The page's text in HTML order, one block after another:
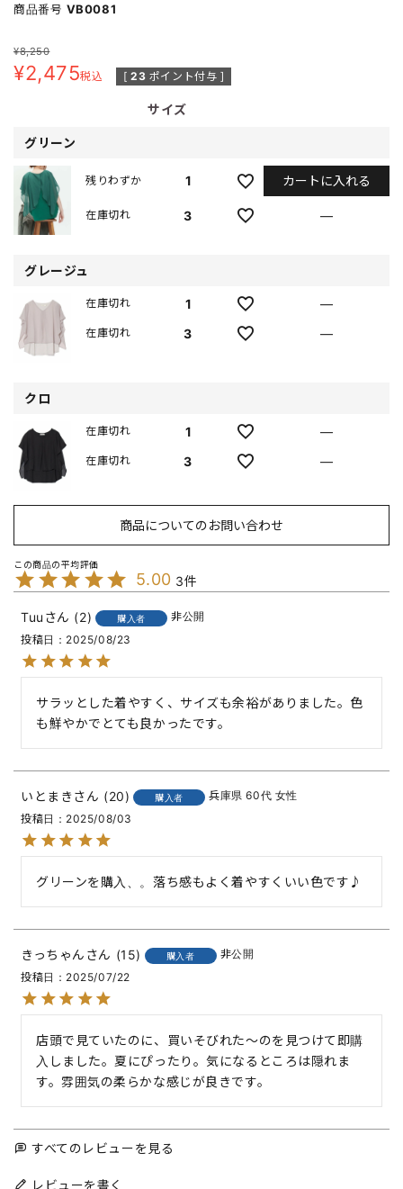
商品番号 VB0081
¥8,250
¥2,475税込 [ 23 ポイント付与 ]
サイズ
グリーン
1
残りわずか カートに入れる
3
在庫切れ —
グレージュ
1
在庫切れ
—
3
在庫切れ —
クロ
1
在庫切れ
—
3
在庫切れ —
商品についてのお問い合わせ
5.00 3
Tuu 2 購入者
非公開
投稿日
2025/08/23
サラッとした着やすく、サイズも余裕がありました。色
も鮮やかでとても良かったです。
いとまき 20 購入者 兵庫県 60代 女性
投稿日
2025/08/03
グリーンを購入、。落ち感もよく着やすくいい色です♪
きっちゃん 15 購入者
非公開
投稿日
2025/07/22
店頭で見ていたのに、買いそびれた〜のを見つけて即購
入しました。夏にぴったり。気になるところは隠れま
す。雰囲気の柔らかな感じが良きです。
すべてのレビューを見る
レビューを書く